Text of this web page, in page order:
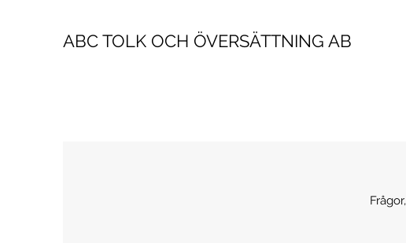
ABC TOLK OCH ÖVERSÄTTNING AB